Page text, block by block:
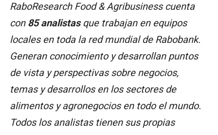
RaboResearch Food & Agribusiness cuenta
con 85 analistasque trabajan en equipos
locales en toda la red mundial de Rabobank.
Generan conocimiento y desarrollan puntos
de vista y perspectivas sobre negocios,
temas y desarrollos en los sectores de
alimentos y agronegocios en todo el mundo.
Todos los analistas tienen sus propias